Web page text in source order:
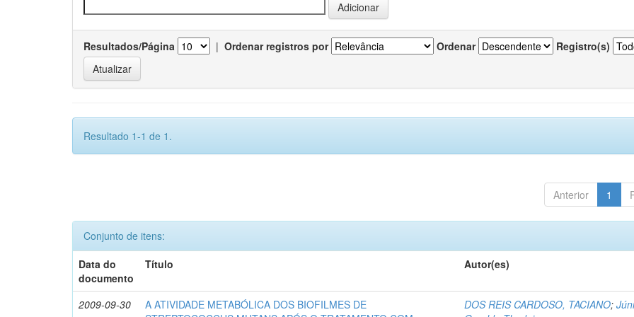
Resultados/Página | Ordenar registros por Ordenar Registro(s)
Resultado 1-1 de 1.
Anterior 1
Conjunto de itens:
Data do
documento
Título Autor(es)
2009-09-30
A ATIVIDADE METABÓLICA DOS BIOFILMES DE
DOS REIS CARDOSO, TACIANO;